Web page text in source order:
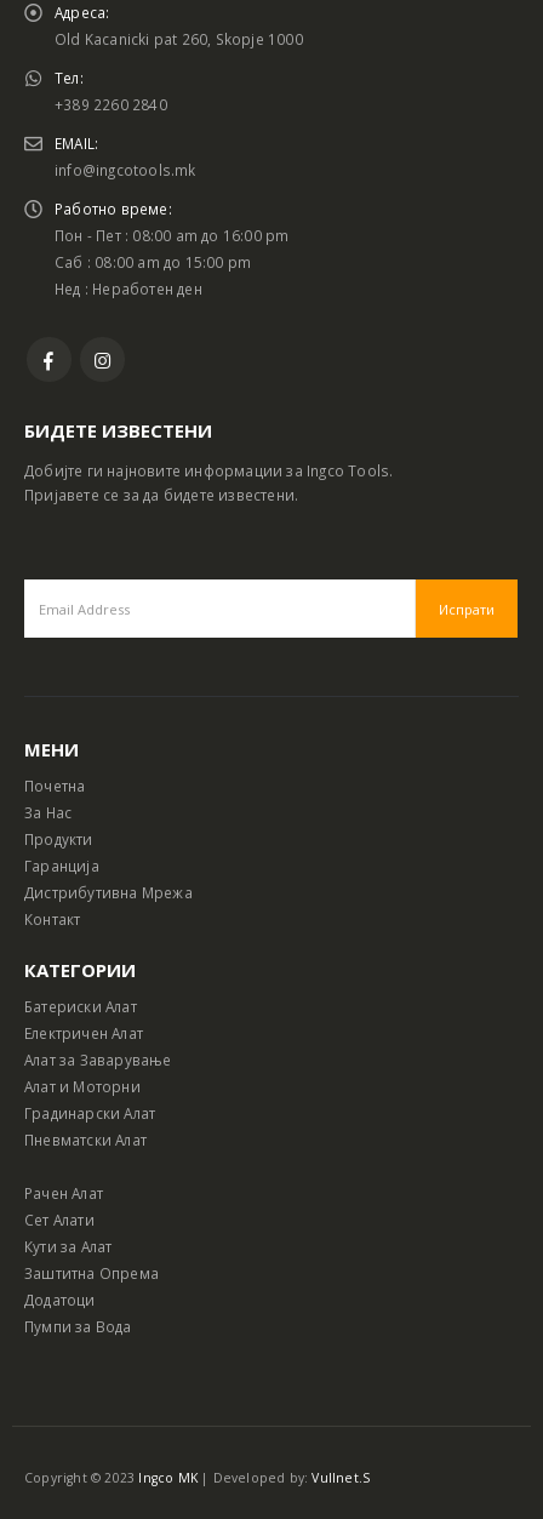
Адреса:
Old Kacanicki pat 260, Skopje 1000
Тел:
+389 2260 2840
EMAIL:
info@ingcotools.mk
Работно време:
Пон - Пет : 08:00 am до 16:00 pm
Саб : 08:00 am до 15:00 pm
Нед : Неработен ден
БИДЕТЕ ИЗВЕСТЕНИ
Добијте ги најновите информации за Ingco Tools.
Пријавете се за да бидете известени.
МЕНИ
Почетна
За Нас
Продукти
Гаранција
Дистрибутивна Мрежа
Контакт
КАТЕГОРИИ
Батериски Алат
Електричен Алат
Алат за Заварување
Алат и Моторни
Градинарски Алат
Пневматски Алат
Рачен Алат
Сет Алати
Кути за Алат
Заштитна Опрема
Додатоци
Пумпи за Вода
Copyright © 2023 Ingco MK| Developed by:Vullnet.S